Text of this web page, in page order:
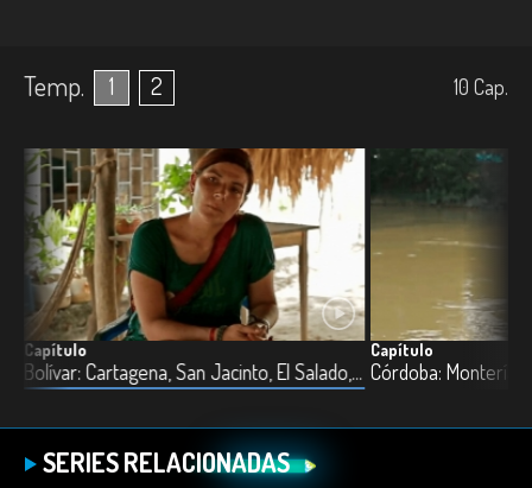
Temp. 1 2 10 Cap.
Capítulo
Bolívar: Cartagena, San Jacinto, El Salado, Carmen de Bolívar
Capítulo
SERIES RELACIONADAS